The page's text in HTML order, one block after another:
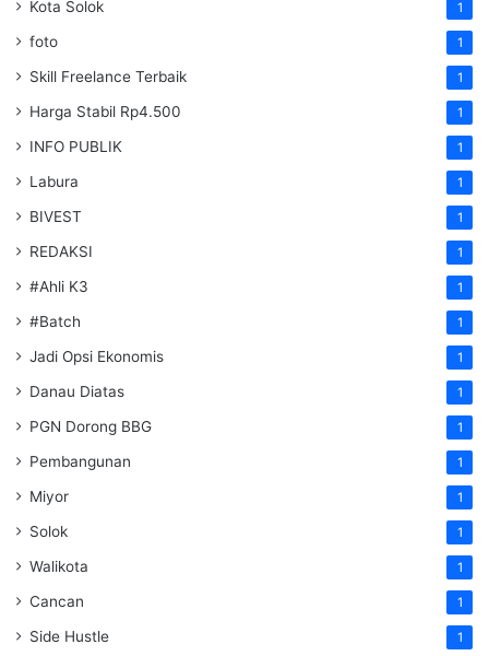
Kota Solok 1
foto 1
Skill Freelance Terbaik 1
Harga Stabil Rp4.500 1
INFO PUBLIK 1
Labura 1
BIVEST 1
REDAKSI 1
#Ahli K3 1
#Batch 1
Jadi Opsi Ekonomis 1
Danau Diatas 1
PGN Dorong BBG 1
Pembangunan 1
Miyor 1
Solok 1
Walikota 1
Cancan 1
Side Hustle 1